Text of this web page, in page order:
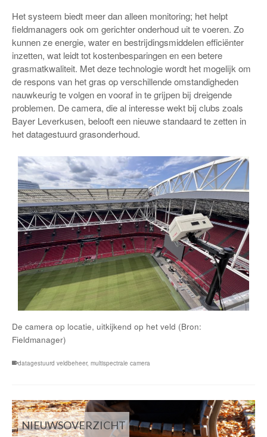
Het systeem biedt meer dan alleen monitoring; het helpt
fieldmanagers ook om gerichter onderhoud uit te voeren. Zo
kunnen ze energie, water en bestrijdingsmiddelen efficiënter
inzetten, wat leidt tot kostenbesparingen en een betere
grasmatkwaliteit. Met deze technologie wordt het mogelijk om
de respons van het gras op verschillende omstandigheden
nauwkeurig te volgen en vooraf in te grijpen bij dreigende
problemen. De camera, die al interesse wekt bij clubs zoals
Bayer Leverkusen, belooft een nieuwe standaard te zetten in
het datagestuurd grasonderhoud.
De camera op locatie, uitkijkend op het veld (Bron:
Fieldmanager)
datagestuurd veldbeheer, multispectrale camera
NIEUWSOVERZICHT